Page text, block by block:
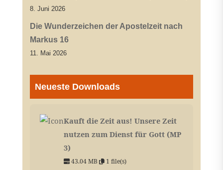
8. Juni 2026
Die Wunderzeichen der Apostelzeit nach
Markus 16
11. Mai 2026
Neueste Downloads
Kauft die Zeit aus! Unsere Zeit
nutzen zum Dienst für Gott (MP
3)
43.04 MB 1 file(s)